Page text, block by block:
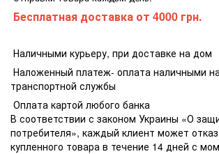
Бесплатная доставка от 4000 грн.
Наличными курьеру, при доставке на дом
Наложенный платеж- оплата наличными
транспортной службы
Оплата картой любого банка
В соответствии с законом Украины «О
потребителя», каждый клиент может
купленного товара в течение 14 дней с